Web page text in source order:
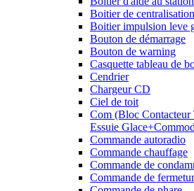
Boitier de centralisation
Boitier impulsion leve
Bouton de démarrage
Bouton de warning
Casquette tableau de
Cendrier
Chargeur CD
Ciel de toit
Com (Bloc
Essuie
Commande autoradio
Commande chauffage
Commande de
Commande de